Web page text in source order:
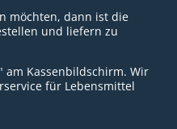
möchten, dann ist die
und liefern zu
am Kassenbildschirm. Wir
für Lebensmittel